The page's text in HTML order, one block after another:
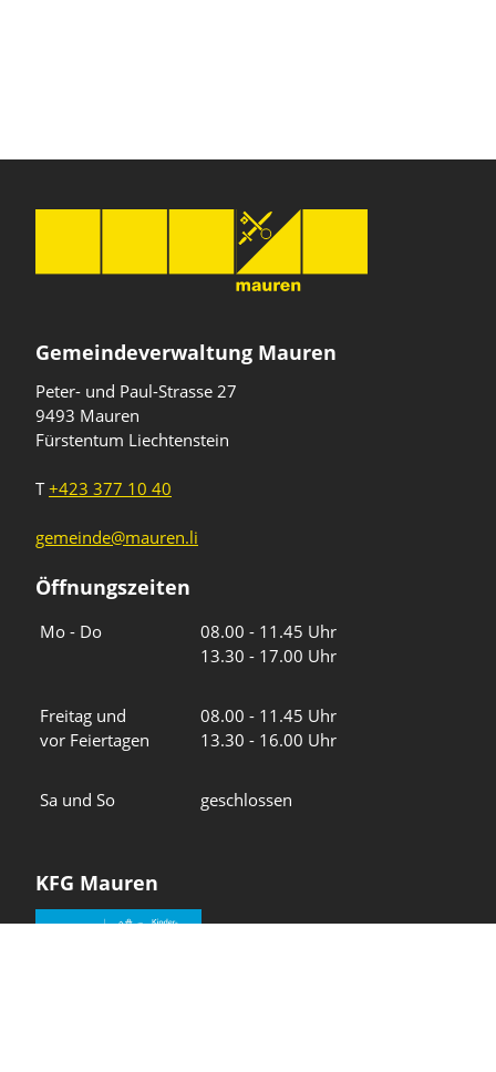
Gemeindeverwaltung Mauren
Peter- und Paul-Strasse 27
9493 Mauren
Fürstentum Liechtenstein
T+423 377 10 40
gemeinde@mauren.li
Öffnungszeiten
Mo - Do
08.00 - 11.45 Uhr
13.30 - 17.00 Uhr
Freitag und
vor Feiertagen
08.00 - 11.45 Uhr
13.30 - 16.00 Uhr
Sa und So geschlossen
KFG Mauren